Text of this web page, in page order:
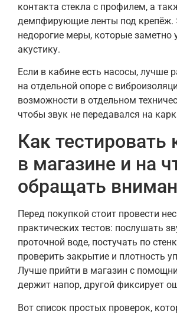
контакта стекла с профилем, а
демпфирующие ленты под крепёж.
недорогие меры, которые заметно
акустику.
Если в кабине есть насосы, лучше
на отдельной опоре с
возможности в отдельном
чтобы звук не передавался на
Как тестировать
в магазине и на
обращать
Перед покупкой стоит провести
практических тестов: послушать
проточной воде, постучать по
проверить закрытие и плотность
Лучше прийти в магазин с
держит напор, другой фиксирует
Вот список простых проверок,